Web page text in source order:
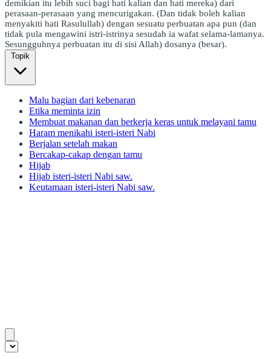
demikian itu lebih suci bagi hati kalian dan hati mereka) dari
perasaan-perasaan yang mencurigakan. (Dan tidak boleh kalian
menyakiti hati Rasulullah) dengan sesuatu perbuatan apa pun (dan
tidak pula mengawini istri-istrinya sesudah ia wafat selama-lamanya.
Sesungguhnya perbuatan itu di sisi Allah) dosanya (besar).
Topik
Malu bagian dari kebenaran
Etika meminta izin
Membuat makanan dan berkerja keras untuk melayani tamu
Haram menikahi isteri-isteri Nabi
Berjalan setelah makan
Bercakap-cakap dengan tamu
Hijab
Hijab isteri-isteri Nabi saw.
Keutamaan isteri-isteri Nabi saw.